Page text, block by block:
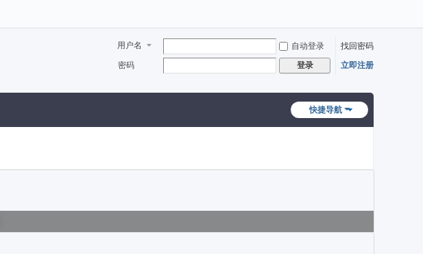
用户名 自动登录
找回密码
密码
登录 立即注册
快捷导航